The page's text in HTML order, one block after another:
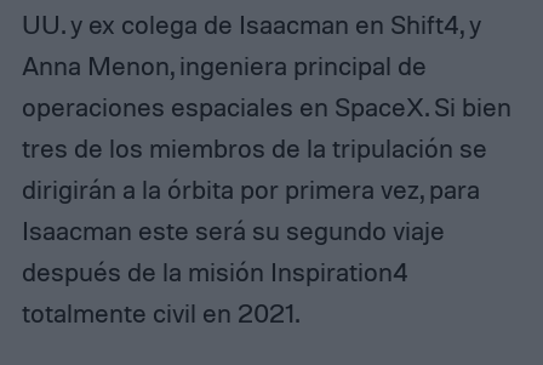
UU. y ex colega de Isaacman en Shift4, y
Anna Menon, ingeniera principal de
operaciones espaciales en SpaceX. Si bien
tres de los miembros de la tripulación se
dirigirán a la órbita por primera vez, para
Isaacman este será su segundo viaje
después de la misión Inspiration4
totalmente civil en 2021.